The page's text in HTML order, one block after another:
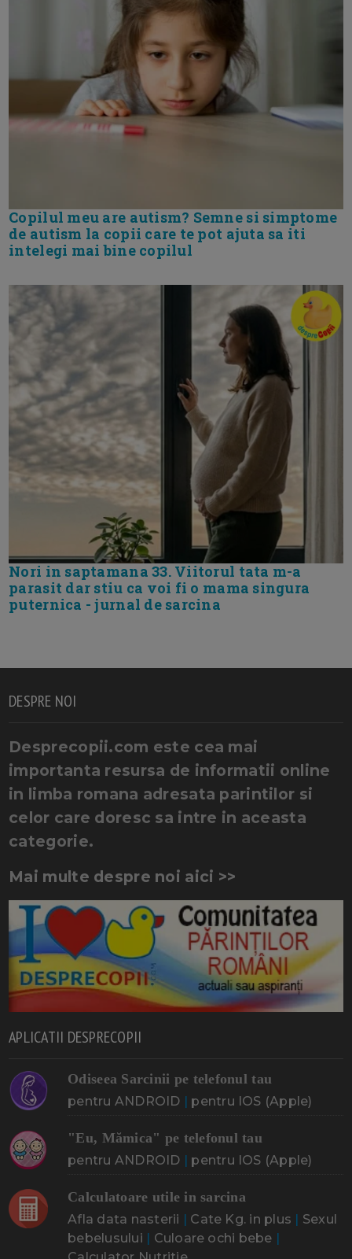
Copilul meu are autism? Semne si simptome
de autism la copii care te pot ajuta sa iti
intelegi mai bine copilul
Nori in saptamana 33. Viitorul tata m-a
parasit dar stiu ca voi fi o mama singura
puternica - jurnal de sarcina
DESPRE NOI
Desprecopii.com este cea mai
importanta resursa de informatii online
in limba romana adresata parintilor si
celor care doresc sa intre in aceasta
categorie.
Mai multe despre noi aici >>
APLICATII DESPRECOPII
Odiseea Sarcinii pe telefonul tau
pentru ANDROID | pentru IOS (Apple)
"Eu, Mămica" pe telefonul tau
pentru ANDROID | pentru IOS (Apple)
Calculatoare utile in sarcina
Afla data nasterii | Cate Kg. in plus | Sexul
bebelusului | Culoare ochi bebe |